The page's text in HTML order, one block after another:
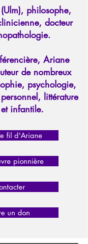
philosophe,
docteur
Ariane
de nombreux
psychologie,
littérature
infantile.
fil d'Ariane
pionnière
un don